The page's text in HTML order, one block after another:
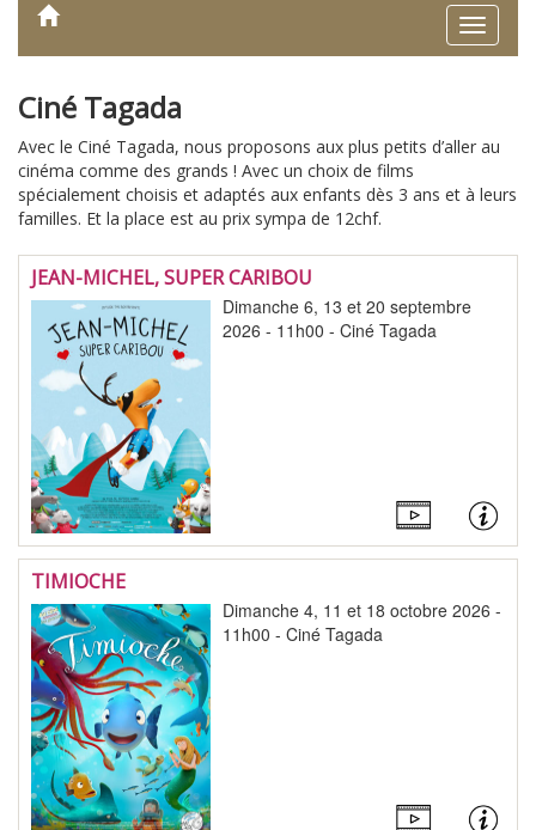
Toggle
Ciné Tagada
Avec le Ciné Tagada, nous proposons aux plus petits d’aller au
cinéma comme des grands ! Avec un choix de films
spécialement choisis et adaptés aux enfants dès 3 ans et à leurs
familles. Et la place est au prix sympa de 12chf.
JEAN-MICHEL, SUPER CARIBOU
Dimanche 6, 13 et 20 septembre
2026 - 11h00 - Ciné Tagada
TIMIOCHE
Dimanche 4, 11 et 18 octobre 2026 -
11h00 - Ciné Tagada